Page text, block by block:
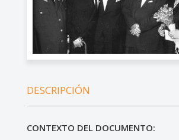
DESCRIPCIÓN
CONTEXTO DEL DOCUMENTO: